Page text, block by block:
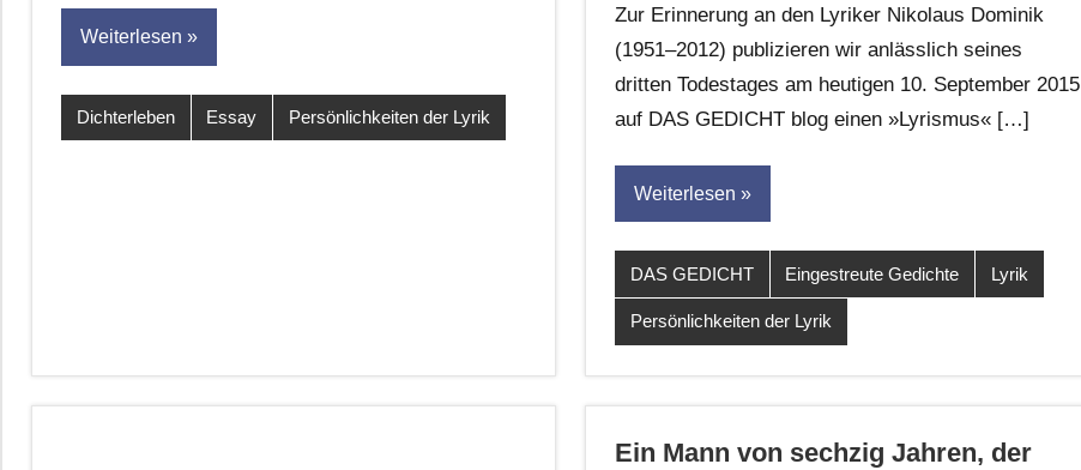
Weiterlesen
Dichterleben Essay Persönlichkeiten der Lyrik
Leitner
Zur Erinnerung an den Lyriker Nikolaus Dominik
(1951–2012) publizieren wir anlässlich seines
dritten Todestages am heutigen 10. September 2015
auf DAS GEDICHT blog einen »Lyrismus« […]
Weiterlesen
DAS GEDICHT Eingestreute Gedichte Lyrik
Persönlichkeiten der Lyrik
Ein Mann von sechzig Jahren, der